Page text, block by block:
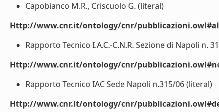
Capobianco M.R., Criscuolo G. (literal)
Http://www.cnr.it/ontology/cnr/
Rapporto Tecnico I.A.C.-C.N.R. Sezione di Napoli n.
Http://www.cnr.it/ontology/cnr/
Rapporto Tecnico IAC Sede Napoli n.315/06 (literal)
Http://www.cnr.it/ontology/cnr/